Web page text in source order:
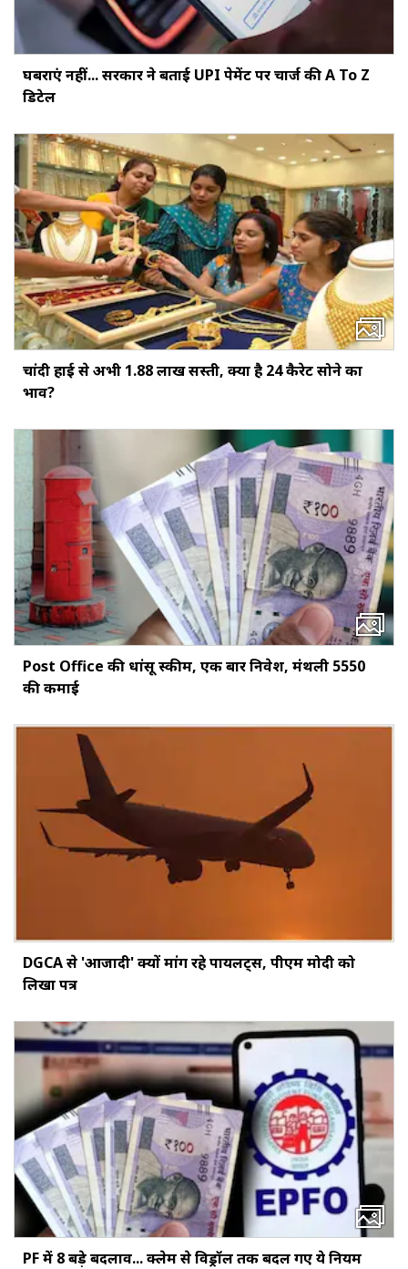
घबराएं नहीं... सरकार ने बताई UPI पेमेंट पर चार्ज की A To Z
डिटेल
चांदी हाई से अभी ₹1.88 लाख सस्ती, क्या है 24 कैरेट सोने का
भाव?
Post Office की धांसू स्कीम, एक बार निवेश, मंथली ₹5550
की कमाई
DGCA से 'आजादी' क्यों मांग रहे पायलट्स, पीएम मोदी को
लिखा पत्र
PF में 8 बड़े बदलाव... क्‍लेम से विड्रॉल तक बदल गए ये नियम